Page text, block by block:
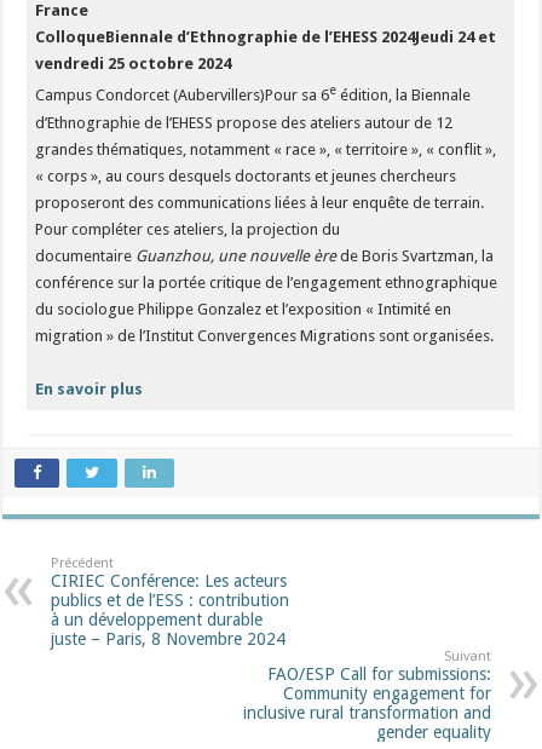
France
ColloqueBiennale d’Ethnographie de l’EHESS 2024Jeudi 24 et
vendredi 25 octobre 2024
Campus Condorcet (Aubervillers)Pour sa 6e édition, la Biennale
d’Ethnographie de l’EHESS propose des ateliers autour de 12
grandes thématiques, notamment « race », « territoire », « conflit »,
« corps », au cours desquels doctorants et jeunes chercheurs
proposeront des communications liées à leur enquête de terrain.
Pour compléter ces ateliers, la projection du
documentaire Guanzhou, une nouvelle èrede Boris Svartzman, la
conférence sur la portée critique de l’engagement ethnographique
du sociologue Philippe Gonzalez et l’exposition « Intimité en
migration » de l’Institut Convergences Migrations sont organisées.
En savoir plus
Précédent
CIRIEC Conférence: Les acteurs
publics et de l’ESS : contribution
à un développement durable
juste – Paris, 8 Novembre 2024
Suivant
FAO/ESP Call for submissions:
Community engagement for
inclusive rural transformation and
gender equality